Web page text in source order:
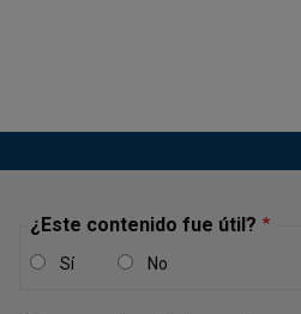
Presentación Informe
¿Este contenido fue útil?
Sí No